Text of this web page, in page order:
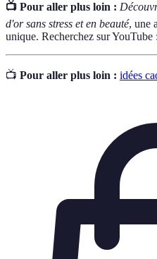
📺 Pour aller plus loin :
d'or sans stress et en beauté, une
unique. Recherchez sur
📺 Pour aller plus loin : idées